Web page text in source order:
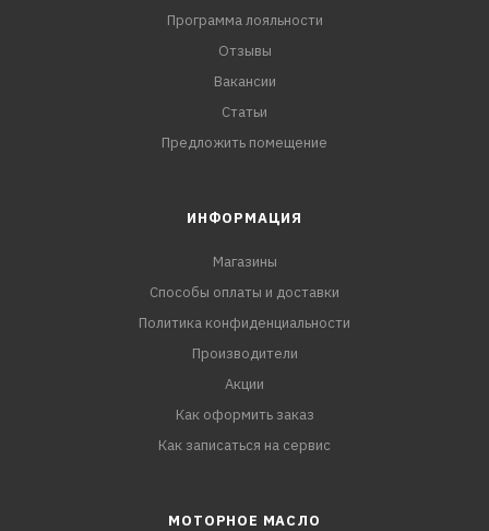
Программа лояльности
Отзывы
Вакансии
Статьи
Предложить помещение
ИНФОРМАЦИЯ
Магазины
Способы оплаты и доставки
Политика конфиденциальности
Производители
Акции
Как оформить заказ
Как записаться на сервис
МОТОРНОЕ МАСЛО